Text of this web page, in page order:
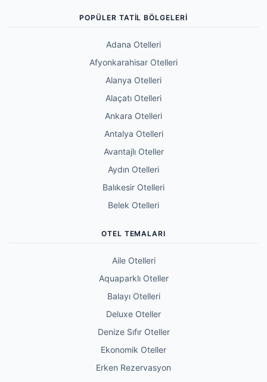
POPÜLER TATIL BÖLGELERI
Adana Otelleri
Afyonkarahisar Otelleri
Alanya Otelleri
Alaçatı Otelleri
Ankara Otelleri
Antalya Otelleri
Avantajlı Oteller
Aydın Otelleri
Balıkesir Otelleri
Belek Otelleri
OTEL TEMALARI
Aile Otelleri
Aquaparklı Oteller
Balayı Otelleri
Deluxe Oteller
Denize Sıfır Oteller
Ekonomik Oteller
Erken Rezervasyon